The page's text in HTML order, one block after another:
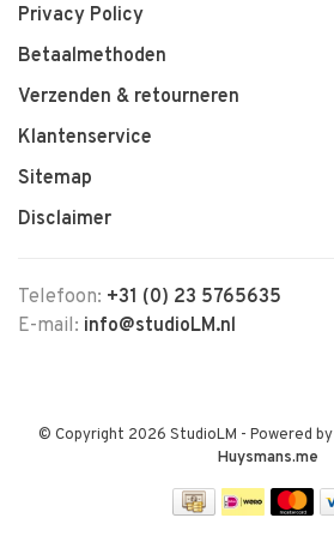
Privacy Policy
Betaalmethoden
Verzenden & retourneren
Klantenservice
Sitemap
Disclaimer
Telefoon: +31 (0) 23 5765635
E-mail: info@studioLM.nl
© Copyright 2026 StudioLM - Powered by
Huysmans.me